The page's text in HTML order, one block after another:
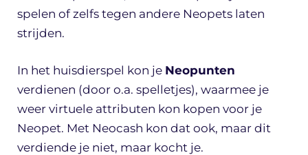
spelen of zelfs tegen andere Neopets laten
strijden.
In het huisdierspel kon je Neopunten
verdienen (door o.a. spelletjes), waarmee je
weer virtuele attributen kon kopen voor je
Neopet. Met Neocash kon dat ook, maar dit
verdiende je niet, maar kocht je.